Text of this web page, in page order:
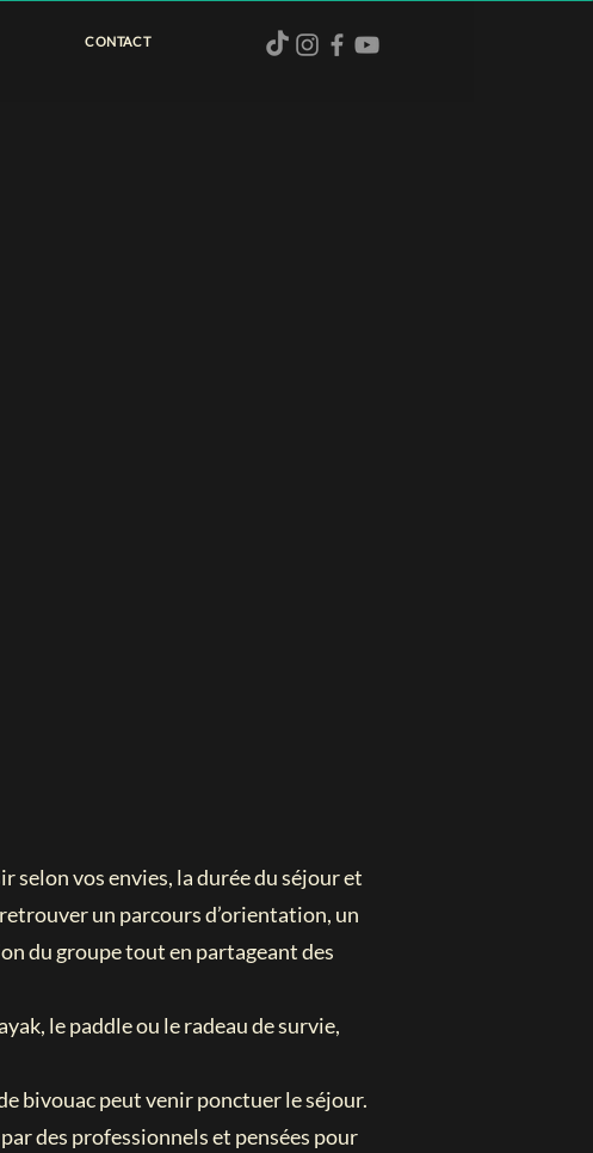
CONTACT
selon vos envies, la durée du séjour et
un parcours d’orientation, un
du groupe tout en partageant des
le paddle ou le radeau de survie,
bivouac peut venir ponctuer le séjour.
des professionnels et pensées pour